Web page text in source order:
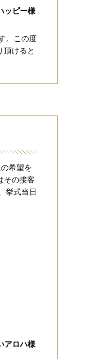
ッピー様
。この度
頂けると
希望を
その接客
挙式当日
アロハ様